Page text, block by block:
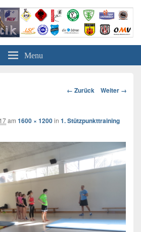
in Oldenburg
Menu
Bild-
← Zurück Weiter →
am 1600 × 1200in 1. Stützpunkttraining